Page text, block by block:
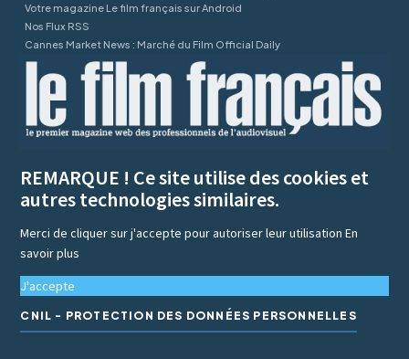
Votre magazine Le film français sur Android
Nos Flux RSS
Cannes Market News : Marché du Film Official Daily
REMARQUE ! Ce site utilise des cookies et
autres technologies similaires.
Merci de cliquer sur j'accepte pour autoriser leur utilisationEn
savoir plus
J'accepte
CNIL - PROTECTION DES DONNÉES PERSONNELLES